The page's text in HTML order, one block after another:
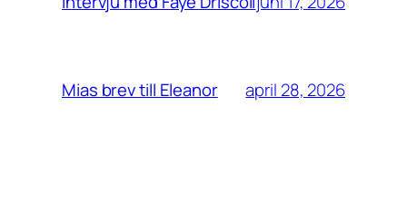
Mias brev till Eleanor april 28, 2026